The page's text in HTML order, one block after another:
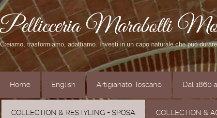
Pellicceria Marabotti
Creiamo, trasformiamo, adattiamo. Investi in un capo naturale che può
Home English Artigianato Toscano Dal 1860
COLLECTION & RESTYLING + SPOSA COLLECTION &